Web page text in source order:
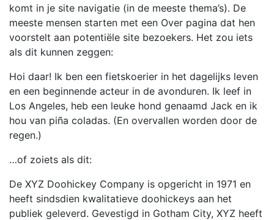
komt in je site navigatie (in de meeste thema’s). De
meeste mensen starten met een Over pagina dat hen
voorstelt aan potentiële site bezoekers. Het zou iets
als dit kunnen zeggen:
Hoi daar! Ik ben een fietskoerier in het dagelijks leven
en een beginnende acteur in de avonduren. Ik leef in
Los Angeles, heb een leuke hond genaamd Jack en ik
hou van piña coladas. (En overvallen worden door de
regen.)
…of zoiets als dit:
De XYZ Doohickey Company is opgericht in 1971 en
heeft sindsdien kwalitatieve doohickeys aan het
publiek geleverd. Gevestigd in Gotham City, XYZ heeft